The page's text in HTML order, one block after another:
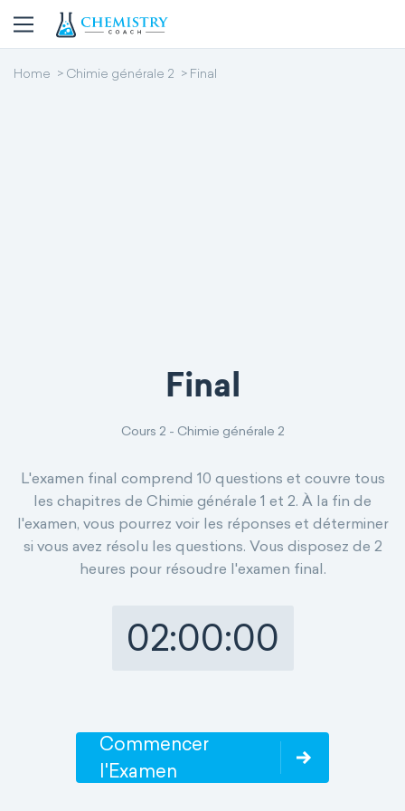
Home Chimie générale 2 Final
Final
Cours 2 - Chimie générale 2
L'examen final comprend 10 questions et couvre tous
les chapitres de Chimie générale 1 et 2. À la fin de
l'examen, vous pourrez voir les réponses et déterminer
si vous avez résolu les questions. Vous disposez de 2
heures pour résoudre l'examen final.
02:00:00
Commencer
l'Examen